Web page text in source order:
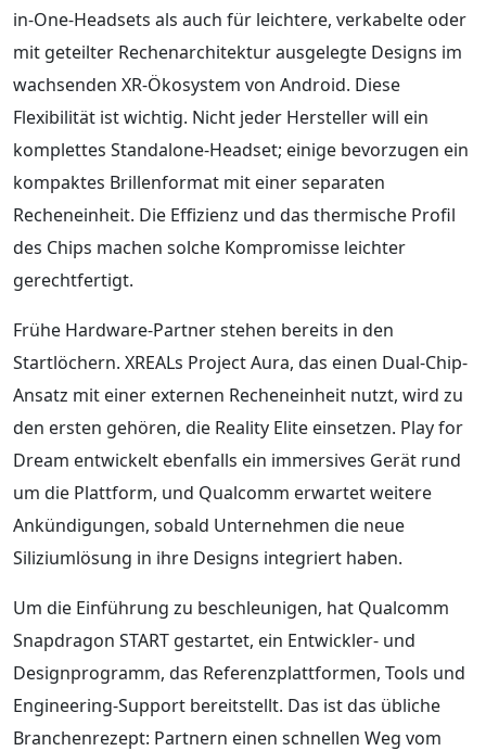
in-One-Headsets als auch für leichtere, verkabelte oder
mit geteilter Rechenarchitektur ausgelegte Designs im
wachsenden XR-Ökosystem von Android. Diese
Flexibilität ist wichtig. Nicht jeder Hersteller will ein
komplettes Standalone-Headset; einige bevorzugen ein
kompaktes Brillenformat mit einer separaten
Recheneinheit. Die Effizienz und das thermische Profil
des Chips machen solche Kompromisse leichter
gerechtfertigt.
Frühe Hardware-Partner stehen bereits in den
Startlöchern. XREALs Project Aura, das einen Dual-Chip-
Ansatz mit einer externen Recheneinheit nutzt, wird zu
den ersten gehören, die Reality Elite einsetzen. Play for
Dream entwickelt ebenfalls ein immersives Gerät rund
um die Plattform, und Qualcomm erwartet weitere
Ankündigungen, sobald Unternehmen die neue
Siliziumlösung in ihre Designs integriert haben.
Um die Einführung zu beschleunigen, hat Qualcomm
Snapdragon START gestartet, ein Entwickler- und
Designprogramm, das Referenzplattformen, Tools und
Engineering-Support bereitstellt. Das ist das übliche
Branchenrezept: Partnern einen schnellen Weg vom